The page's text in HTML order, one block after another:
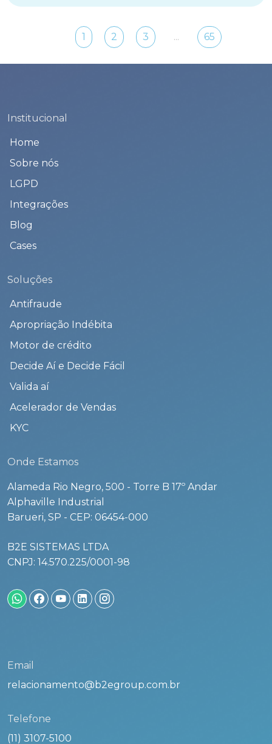
1 2 3 ... 65
Institucional
Home
Sobre nós
LGPD
Integrações
Blog
Cases
Soluções
Antifraude
Apropriação Indébita
Motor de crédito
Decide Aí e Decide Fácil
Valida aí
Acelerador de Vendas
KYC
Onde Estamos
Alameda Rio Negro, 500 - Torre B 17º Andar
Alphaville Industrial
Barueri, SP - CEP: 06454-000
B2E SISTEMAS LTDA
CNPJ: 14.570.225/0001-98
Email
relacionamento@b2egroup.com.br
Telefone
(11) 3107-5100